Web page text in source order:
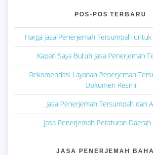
POS-POS TERBARU
Harga Jasa Penerjemah Tersumpah
Kapan Saya Butuh Jasa Penerjemah
Rekomendasi Layanan Penerjemah
Dokumen Resmi
Jasa Penerjemah Tersumpah dan
Jasa Penerjemah Peraturan Daerah
JASA PENERJEMAH